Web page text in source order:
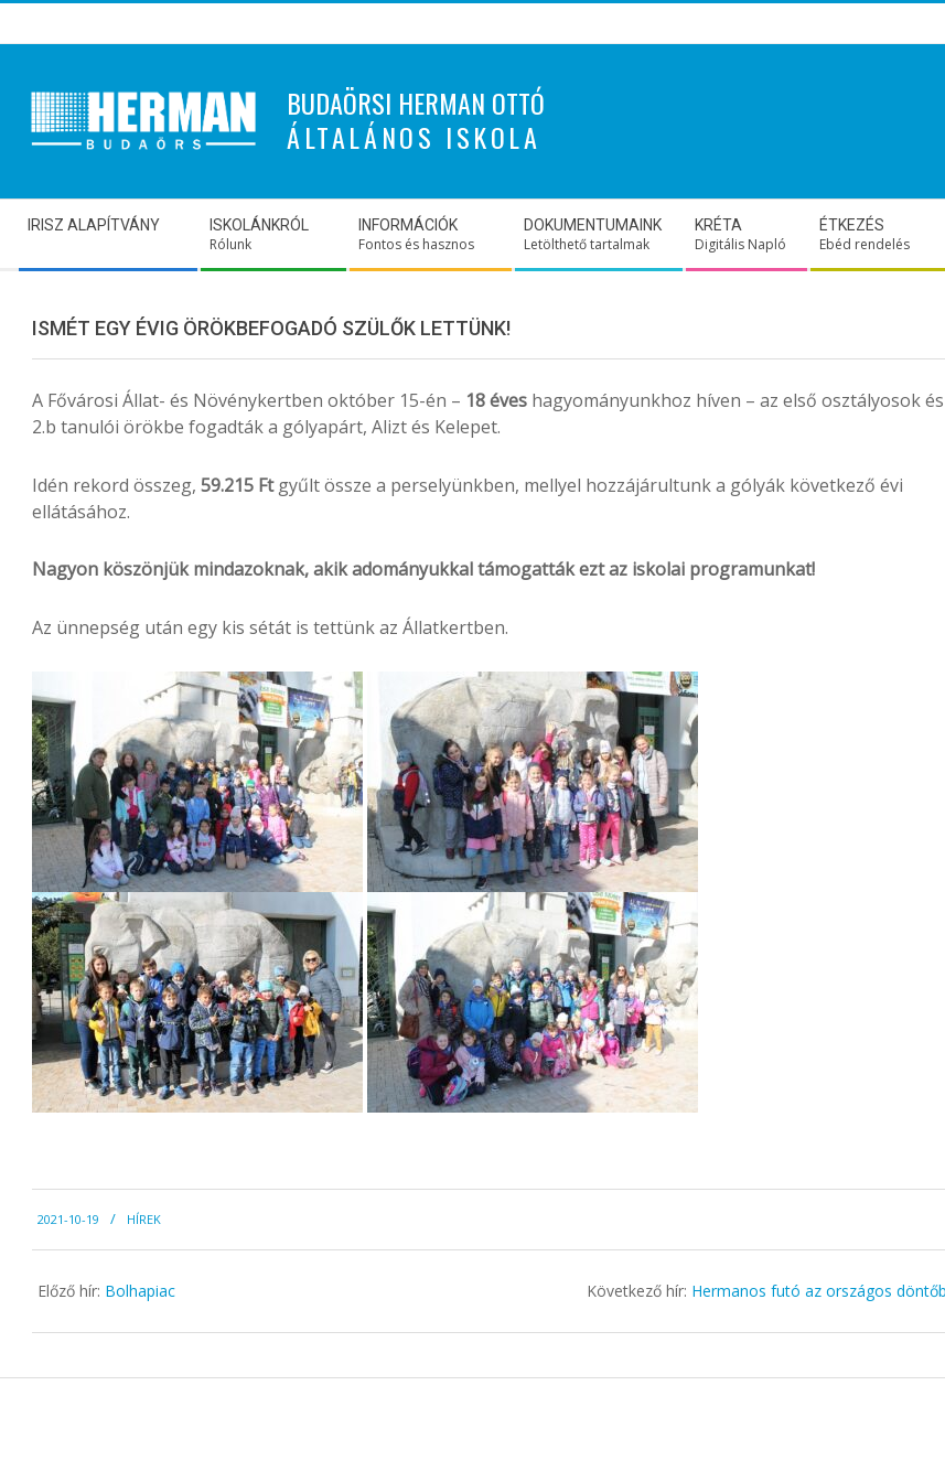
to
BUDAÖRSI HERMAN OTTÓ
ÁLTALÁNOS ISKOLA
Navigation
Menu
IRISZ ALAPÍTVÁNY ISKOLÁNKRÓL
Rólunk
INFORMÁCIÓK
Fontos és hasznos
DOKUMENTUMAINK
Letölthető tartalmak
KRÉTA
Digitális Napló
ÉTKEZÉS
Ebéd rendelés
ISMÉT EGY ÉVIG ÖRÖKBEFOGADÓ SZÜLŐK LETTÜNK!
A Fővárosi Állat- és Növénykertben október 15-én – 18 éves hagyományunkhoz híven – az első osztályosok
2.b tanulói örökbe fogadták a gólyapárt, Alizt és Kelepet.
Idén rekord összeg, 59.215 Ftgyűlt össze a perselyünkben, mellyel hozzájárultunk a gólyák következő évi
ellátásához.
Nagyon köszönjük mindazoknak, akik adományukkal támogatták ezt az iskolai programunkat!
Az ünnepség után egy kis sétát is tettünk az Állatkertben.
10-
19
2021-10-19 HÍREK
Előző hír: Bolhapiac Következő hír: Hermanos futó az országos